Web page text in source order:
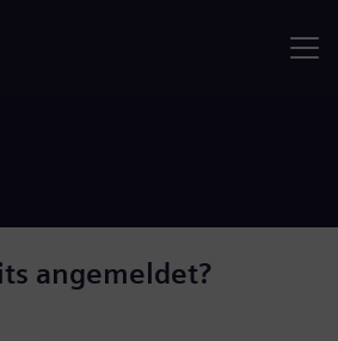
angemeldet?